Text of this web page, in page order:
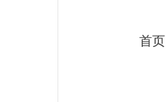
首页